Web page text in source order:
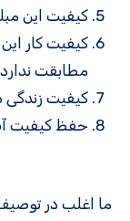
کیفیت این
کیفیت کار
مطابقت
کیفیت
حفظ کیفیت
ما اغلب در